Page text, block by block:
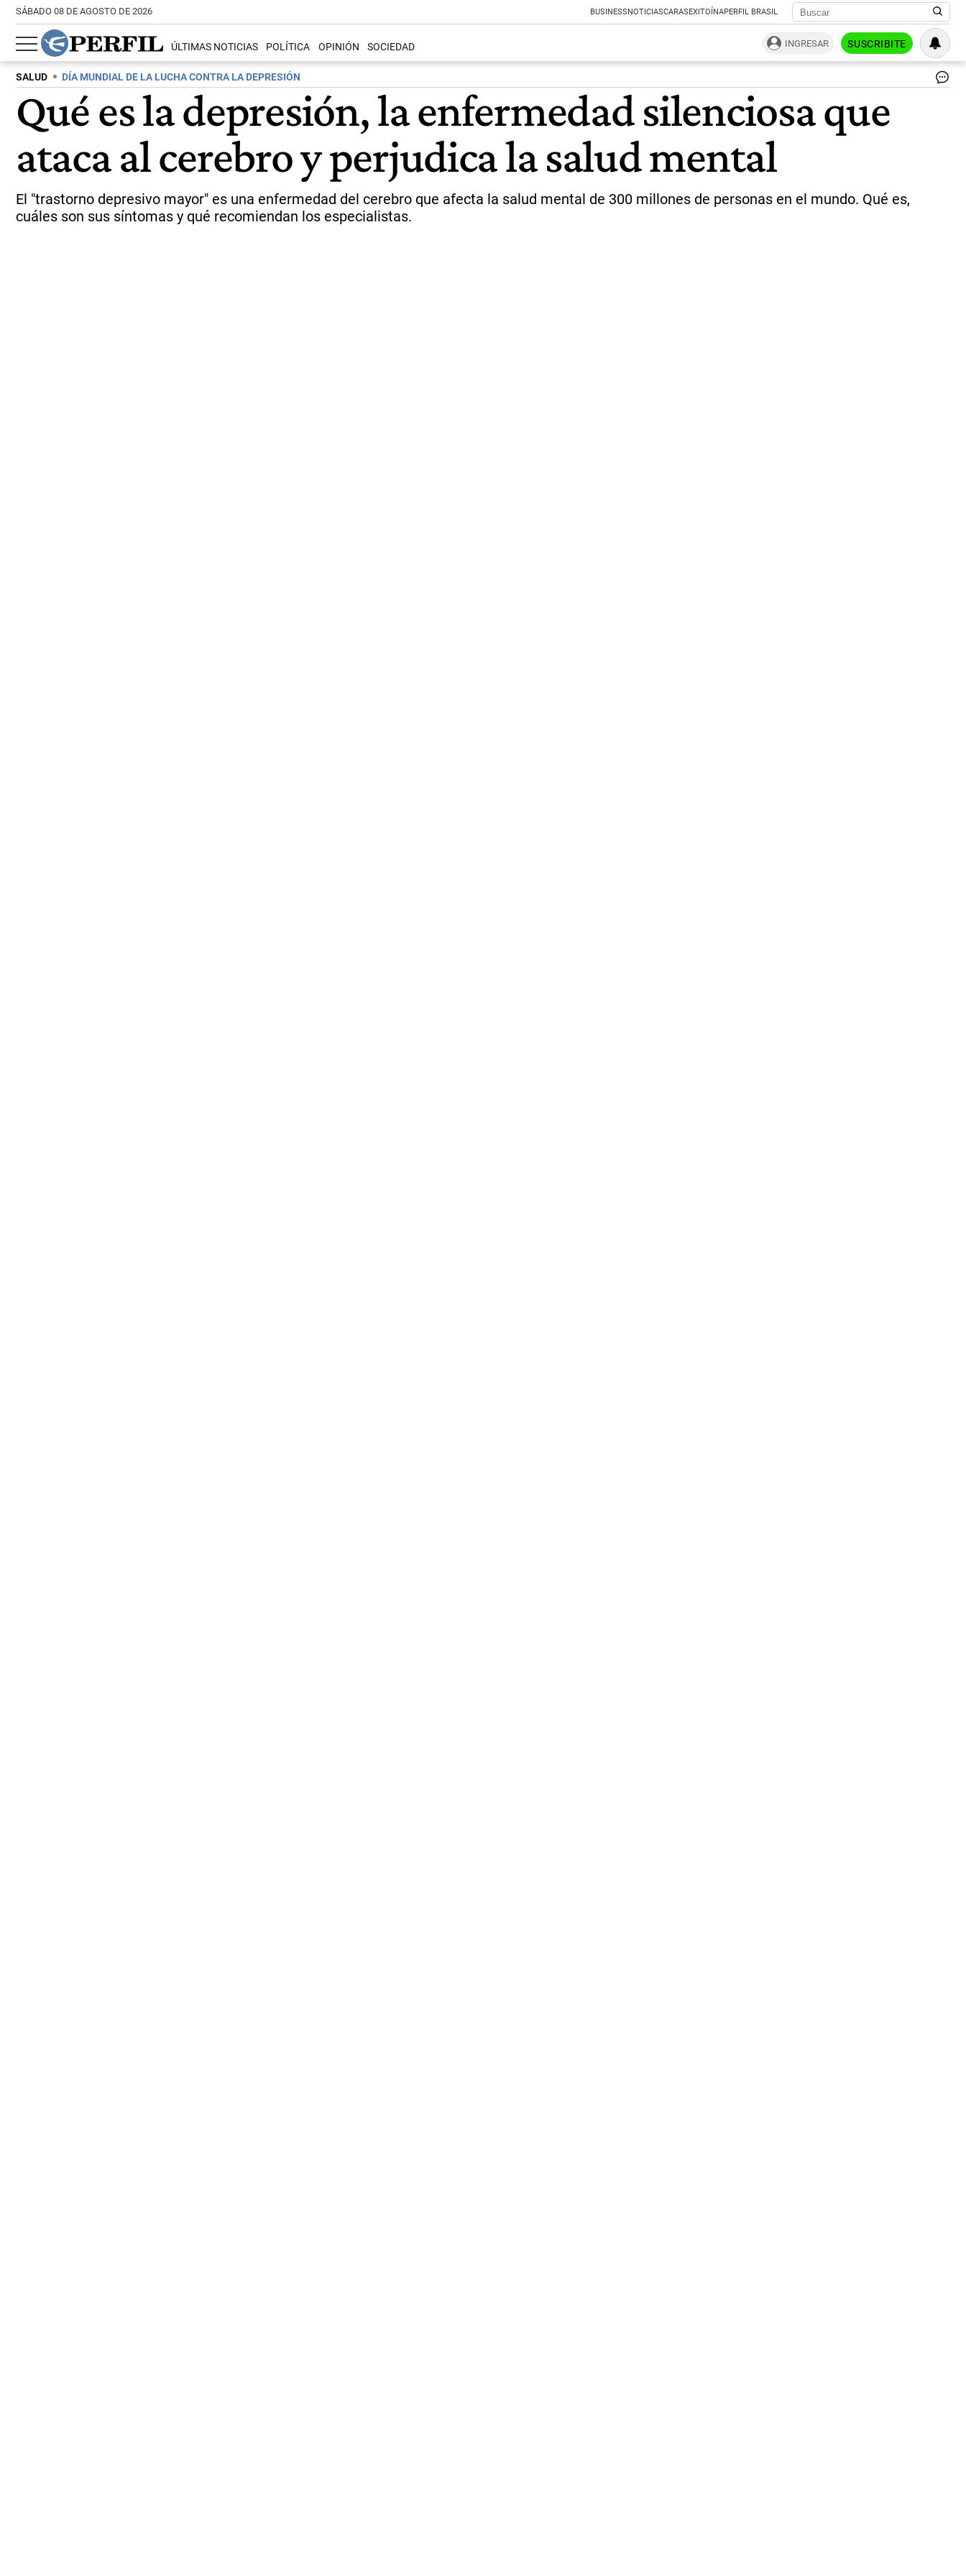
SÁBADO 08 DE AGOSTO DE 2026 BUSINESSNOTICIASCARASEXITOÍNAPERFIL BRASIL
ÚLTIMAS NOTICIAS POLÍTICA OPINIÓN SOCIEDAD INGRESAR SUSCRIBITE
SALUD DÍA MUNDIAL DE LA LUCHA CONTRA LA DEPRESIÓN
Qué es la depresión, la enfermedad silenciosa que
ataca al cerebro y perjudica la salud mental
El "trastorno depresivo mayor" es una enfermedad del cerebro que afecta la salud mental de 300 millones de personas en el mundo. Qué es,
cuáles son sus síntomas y qué recomiendan los especialistas.